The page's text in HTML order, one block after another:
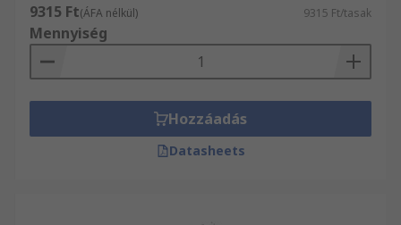
9315 Ft(ÁFA nélkül) 9315 Ft/tasak
Mennyiség
Hozzáadás
Datasheets